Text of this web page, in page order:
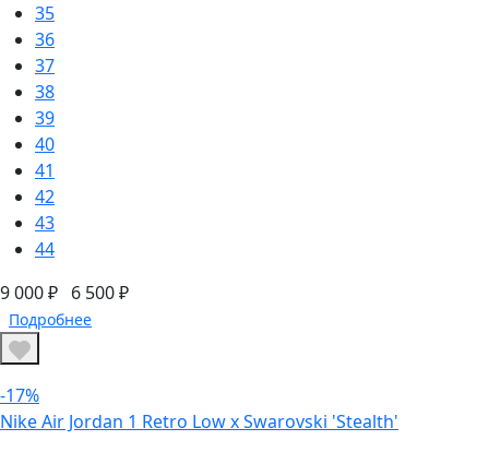
35
36
37
38
39
40
41
42
43
44
9 000 ₽ 6 500 ₽
Подробнее
-17%
Nike Air Jordan 1 Retro Low x Swarovski 'Stealth'